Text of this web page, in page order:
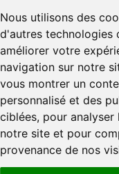
Nous utilisons des
d'autres technologies
améliorer votre
navigation sur notre
vous montrer un
personnalisé et des
ciblées, pour
notre site et pour
provenance de nos
DE PAIEMENT